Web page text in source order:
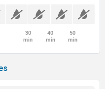
30
min
40
min
50
min